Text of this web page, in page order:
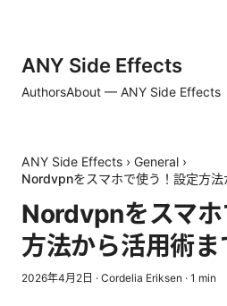
ANY Side Effects
AuthorsAbout — ANY Side Effects
ANY Side Effects › General ›
Nordvpnをスマホで使う！設定方
Nordvpnをスマ
方法から活用術ま
2026年4月2日 · Cordelia Eriksen · 1 min